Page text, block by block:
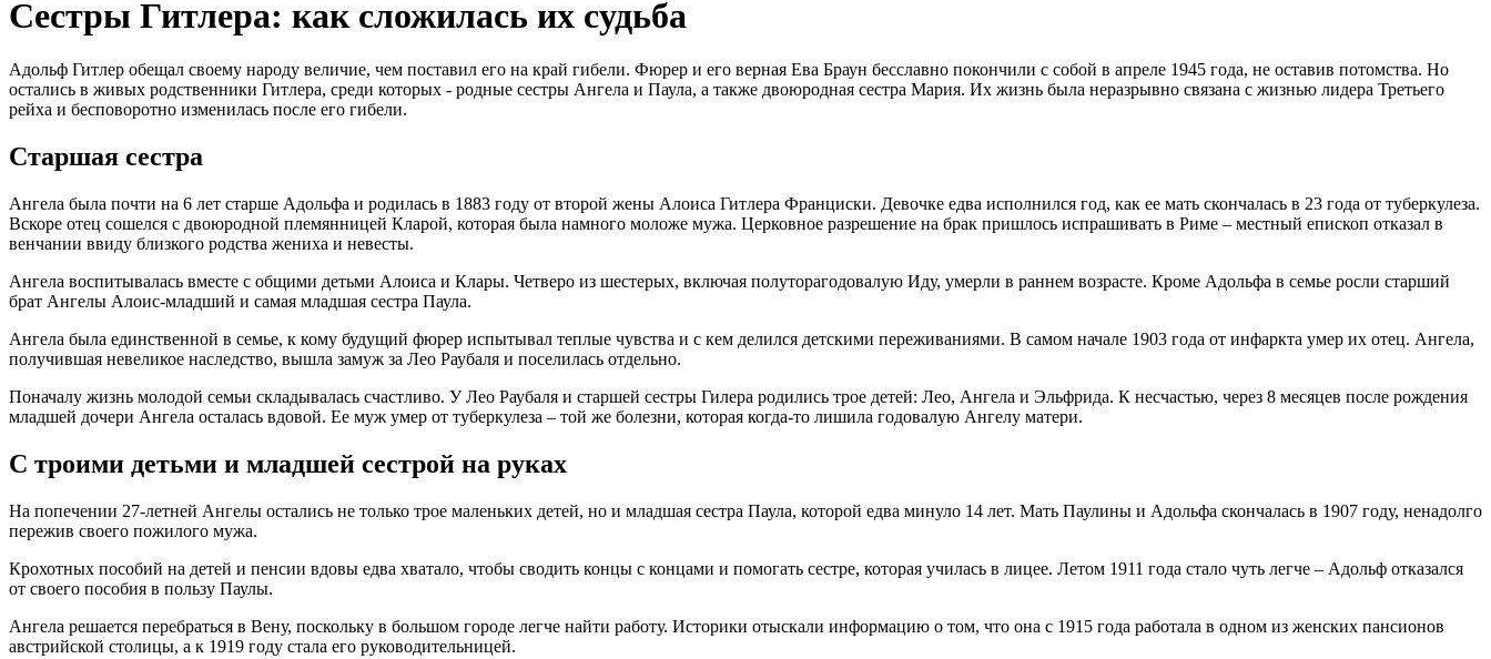
Сестры Гитлера: как сложилась их судьба
Адольф Гитлер обещал своему народу величие, чем поставил его на край гибели. Фюрер и его верная Ева Браун бесславно покончили с собой в апреле 1945 года, не оставив потомства. Но
остались в живых родственники Гитлера, среди которых - родные сестры Ангела и Паула, а также двоюродная сестра Мария. Их жизнь была неразрывно связана с жизнью лидера Третьего
рейха и бесповоротно изменилась после его гибели.
Старшая сестра
Ангела была почти на 6 лет старше Адольфа и родилась в 1883 году от второй жены Алоиса Гитлера Франциски. Девочке едва исполнился год, как ее мать скончалась в 23 года от туберкулеза.
Вскоре отец сошелся с двоюродной племянницей Кларой, которая была намного моложе мужа. Церковное разрешение на брак пришлось испрашивать в Риме – местный епископ отказал в
венчании ввиду близкого родства жениха и невесты.
Ангела воспитывалась вместе с общими детьми Алоиса и Клары. Четверо из шестерых, включая полуторагодовалую Иду, умерли в раннем возрасте. Кроме Адольфа в семье росли старший
брат Ангелы Алоис-младший и самая младшая сестра Паула.
Ангела была единственной в семье, к кому будущий фюрер испытывал теплые чувства и с кем делился детскими переживаниями. В самом начале 1903 года от инфаркта умер их отец. Ангела,
получившая невеликое наследство, вышла замуж за Лео Раубаля и поселилась отдельно.
Поначалу жизнь молодой семьи складывалась счастливо. У Лео Раубаля и старшей сестры Гилера родились трое детей: Лео, Ангела и Эльфрида. К несчастью, через 8 месяцев после рождения
младшей дочери Ангела осталась вдовой. Ее муж умер от туберкулеза – той же болезни, которая когда-то лишила годовалую Ангелу матери.
С троими детьми и младшей сестрой на руках
На попечении 27-летней Ангелы остались не только трое маленьких детей, но и младшая сестра Паула, которой едва минуло 14 лет. Мать Паулины и Адольфа скончалась в 1907 году, ненадолго
пережив своего пожилого мужа.
Крохотных пособий на детей и пенсии вдовы едва хватало, чтобы сводить концы с концами и помогать сестре, которая училась в лицее. Летом 1911 года стало чуть легче – Адольф отказался
от своего пособия в пользу Паулы.
Ангела решается перебраться в Вену, поскольку в большом городе легче найти работу. Историки отыскали информацию о том, что она с 1915 года работала в одном из женских пансионов
австрийской столицы, а к 1919 году стала его руководительницей.